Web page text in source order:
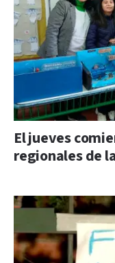
El jueves
regionales de